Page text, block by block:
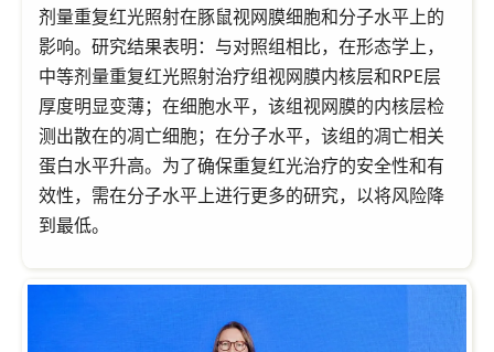
剂量重复红光照射在豚鼠视网膜细胞和分子水平上的
影响。研究结果表明：与对照组相比，在形态学上，
中等剂量重复红光照射治疗组视网膜内核层和RPE层
厚度明显变薄；在细胞水平，该组视网膜的内核层检
测出散在的凋亡细胞；在分子水平，该组的凋亡相关
蛋白水平升高。为了确保重复红光治疗的安全性和有
效性，需在分子水平上进行更多的研究，以将风险降
到最低。